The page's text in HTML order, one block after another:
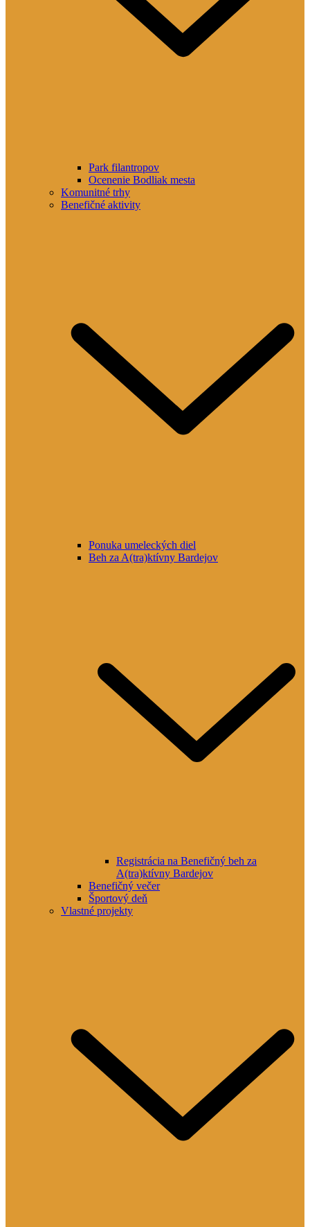
Park filantropov
Ocenenie Bodliak mesta
Komunitné trhy
Benefičné aktivity
Ponuka umeleckých diel
Beh za A(tra)ktívny Bardejov
Registrácia na Benefičný beh za
A(tra)ktívny Bardejov
Benefičný večer
Športový deň
Vlastné projekty